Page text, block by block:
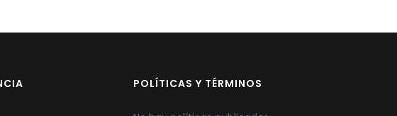
POLÍTICAS Y TÉRMINOS